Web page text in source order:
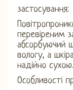
застосування:
перевіреним
абсорбуючий
вологу, а
надійно сухою.
Особливості